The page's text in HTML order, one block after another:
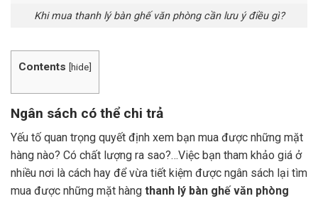
Khi mua thanh lý bàn ghế văn phòng cần lưu ý điều gì?
Contents [hide]
Ngân sách có thể chi trả
Yếu tố quan trọng quyết định xem bạn mua được những mặt
hàng nào? Có chất lượng ra sao?…Việc bạn tham khảo giá ở
nhiều nơi là cách hay để vừa tiết kiệm được ngân sách lại tìm
mua được những mặt hàng thanh lý bàn ghế văn phòng